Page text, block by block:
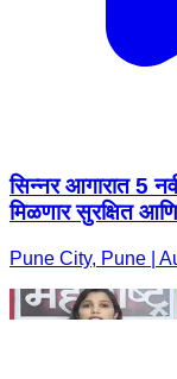
सिन्नर आगारात 5
मिळणार सुरक्षित
Pune City, Pune |